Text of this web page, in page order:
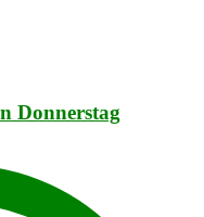
Donnerstag